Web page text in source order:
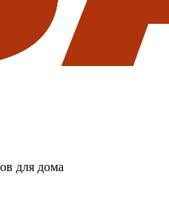
для дома